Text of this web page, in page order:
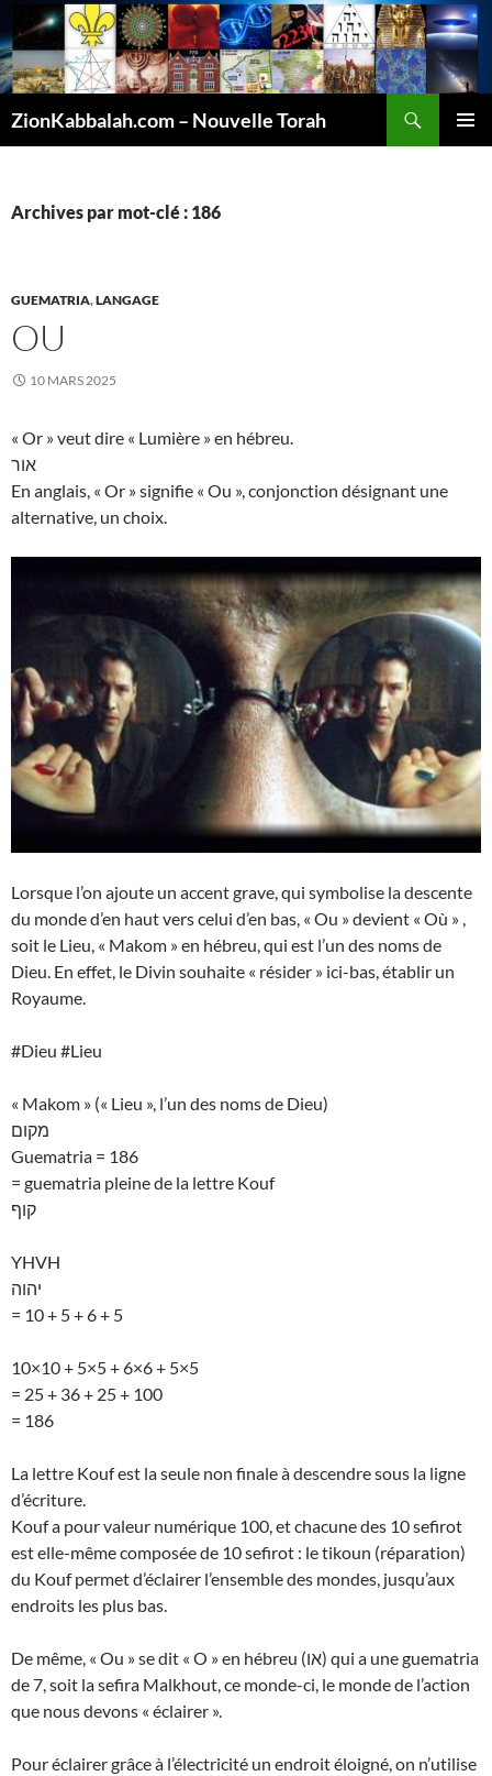
ZionKabbalah.com – Nouvelle Torah
Archives par mot-clé : 186
GUEMATRIA,LANGAGE
OU
10 MARS 2025
« Or » veut dire « Lumière » en hébreu.
אור
En anglais, « Or » signifie « Ou », conjonction désignant une
alternative, un choix.
Lorsque l’on ajoute un accent grave, qui symbolise la descente
du monde d’en haut vers celui d’en bas, « Ou » devient « Où » ,
soit le Lieu, « Makom » en hébreu, qui est l’un des noms de
Dieu. En effet, le Divin souhaite « résider » ici-bas, établir un
Royaume.
#Dieu #Lieu
« Makom » (« Lieu », l’un des noms de Dieu)
מקום
Guematria = 186
= guematria pleine de la lettre Kouf
קוף
YHVH
יהוה
= 10 + 5 + 6 + 5
10×10 + 5×5 + 6×6 + 5×5
= 25 + 36 + 25 + 100
= 186
La lettre Kouf est la seule non finale à descendre sous la ligne
d’écriture.
Kouf a pour valeur numérique 100, et chacune des 10 sefirot
est elle-même composée de 10 sefirot : le tikoun (réparation)
du Kouf permet d’éclairer l’ensemble des mondes, jusqu’aux
endroits les plus bas.
De même, « Ou » se dit « O » en hébreu (או) qui a une guematria
de 7, soit la sefira Malkhout, ce monde-ci, le monde de l’action
que nous devons « éclairer ».
Pour éclairer grâce à l’électricité un endroit éloigné, on n’utilise